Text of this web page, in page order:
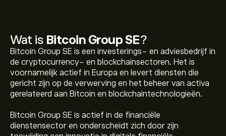
Wat is Bitcoin Group SE?
Bitcoin Group SE is een investerings- en adviesbedrijf in
de cryptocurrency- en blockchainsectoren. Het is
voornamelijk actief in Europa en levert diensten die
gericht zijn op de verwerving en het beheer van activa
gerelateerd aan Bitcoin en blockchaintechnologieën.
Bitcoin Group SE is actief in de financiële
dienstensector en onderscheidt zich door zijn